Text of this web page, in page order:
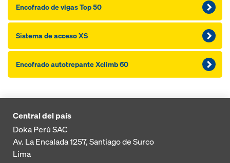
Encofrado de vigas Top 50
Sistema de acceso XS
Encofrado autotrepante Xclimb 60
Central del país
Doka Perú SAC
Av. La Encalada 1257,Santiago de Surco
Lima